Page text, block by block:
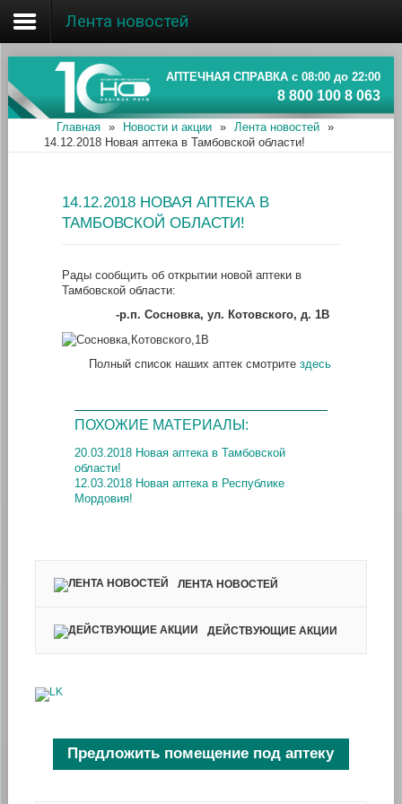
Главная
Об ассоциации
Наши аптеки
Информация
Лента новостей
АПТЕЧНАЯ СПРАВКА с 08:00 до 22:00
8 800 100 8 063
Главная » Новости и акции » Лента новостей
»
14.12.2018 Новая аптека в Тамбовской области!
14.12.2018 НОВАЯ АПТЕКА В
ТАМБОВСКОЙ ОБЛАСТИ!
Рады сообщить об открытии новой аптеки в
Тамбовской области:
-р.п. Сосновка, ул. Котовского, д. 1В
Полный список наших аптек смотрите здесь
ПОХОЖИЕ МАТЕРИАЛЫ:
20.03.2018 Новая аптека в Тамбовской
области!
12.03.2018 Новая аптека в Республике
Мордовия!
ЛЕНТА НОВОСТЕЙ
ДЕЙСТВУЮЩИЕ АКЦИИ
Предложить помещение под аптеку